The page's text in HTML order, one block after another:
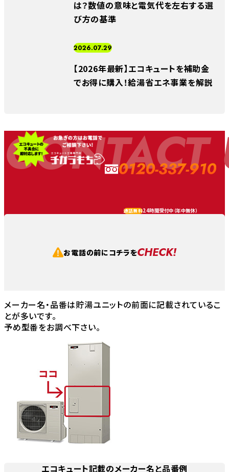
は？数値の意味と電気代を左右する選
び方の基準
2026.07.29
【2026年最新】エコキュートを補助金
でお得に購入！給湯省エネ事業を解説
CONTACT
0120-337-910
通話無料24時間受付中（年中無休）
お電話の前にコチラをCHECK!
メーカー名・品番は貯湯ユニットの前面に記載されているこ
とが多いです。
予め型番をお調べ下さい。
エコキュート記載のメーカー名と品番例